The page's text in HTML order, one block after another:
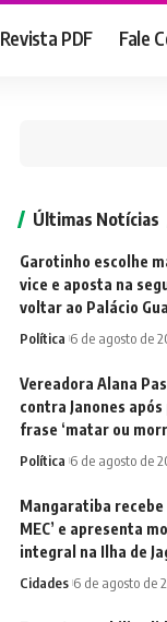
Revista PDF Fale
Últimas Notícias
Garotinho escolhe
vice e aposta na
voltar ao Palácio
Política 6 de agosto de
Vereadora Alana
contra Janones
frase ‘matar ou
Política 6 de agosto de
Mangaratiba recebe
MEC’ e apresenta
integral na Ilha de
Cidades 6 de agosto de